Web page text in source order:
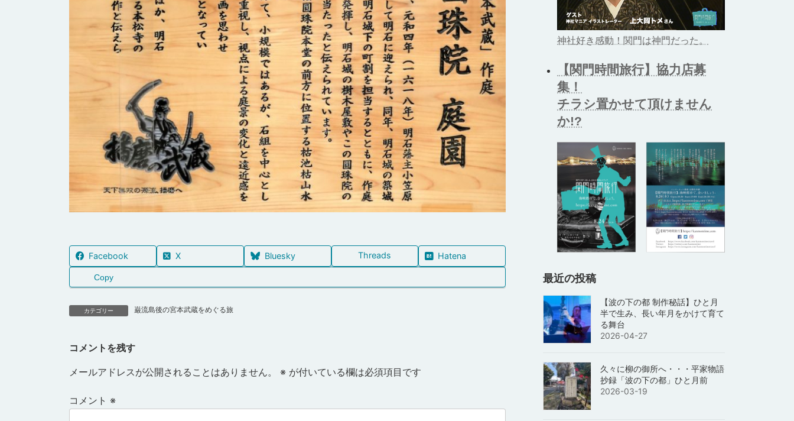
Facebook X Bluesky Threads Hatena
Copy
カテゴリー 巌流島後の宮本武蔵をめぐる旅
コメントを残す
メールアドレスが公開されることはありません。 ※ が付いている欄は必須項目です
コメント ※
神社好き感動！関門は神門だった。
【関門時間旅行】協力店募
集！
チラシ置かせて頂けません
か!?
最近の投稿
【波の下の都 制作秘話】ひと月
半で生み、長い年月をかけて育て
る舞台
2026-04-27
久々に柳の御所へ・・・平家物語
抄録「波の下の都」ひと月前
2026-03-19